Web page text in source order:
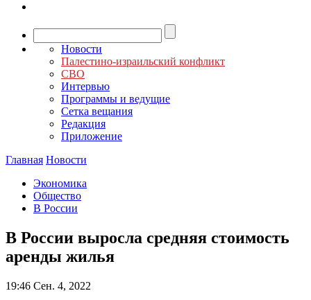
Новости
Палестино-израильский конфликт
СВО
Интервью
Программы и ведущие
Сетка вещания
Редакция
Приложение
Главная Новости
Экономика
Общество
В России
В России выросла средняя стоимость
аренды жилья
19:46 Сен. 4, 2022